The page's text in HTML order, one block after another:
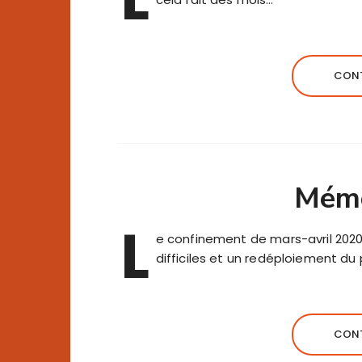
L e confinement de mars-avril
difficiles et un redéploiement du